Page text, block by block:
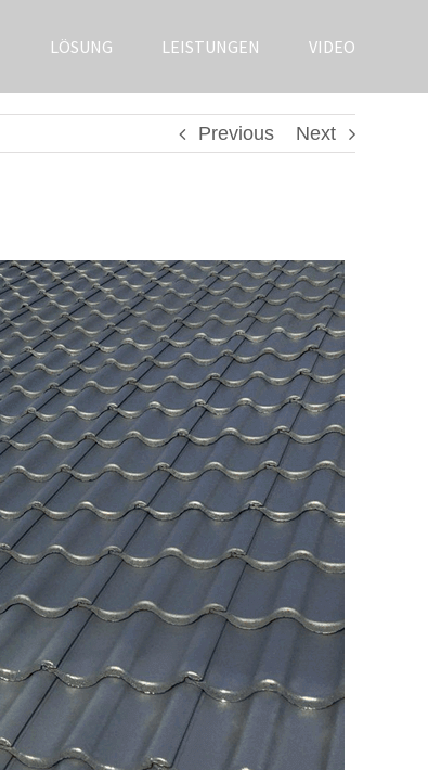
LÖSUNG LEISTUNGEN VIDEO
Previous Next